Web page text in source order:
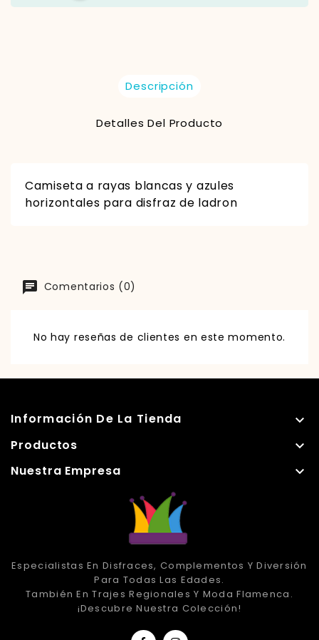
Descripción
Detalles Del Producto
Camiseta a rayas blancas y azules
horizontales para disfraz de ladron
Comentarios (0)
No hay reseñas de clientes en este momento.
Información De La Tienda 
Productos 
Nuestra Empresa 
Especialistas En Disfraces, Complementos Y Diversión
Para Todas Las Edades.
También En Trajes Regionales Y Moda Flamenca.
¡Descubre Nuestra Colección!